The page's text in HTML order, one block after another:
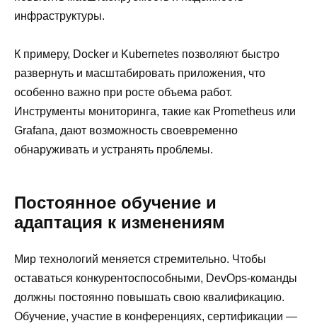
инфраструктуры.
К примеру, Docker и Kubernetes позволяют быстро
развернуть и масштабировать приложения, что
особенно важно при росте объема работ.
Инструменты мониторинга, такие как Prometheus или
Grafana, дают возможность своевременно
обнаруживать и устранять проблемы.
Постоянное обучение и
адаптация к изменениям
Мир технологий меняется стремительно. Чтобы
оставаться конкурентоспособными, DevOps-команды
должны постоянно повышать свою квалификацию.
Обучение, участие в конференциях, сертификации —